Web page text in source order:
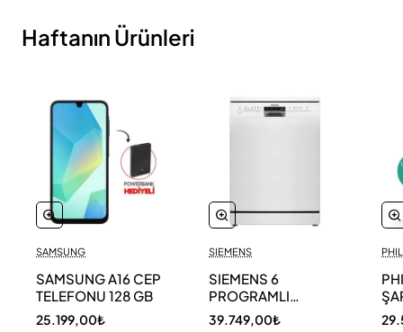
Haftanın Ürünleri
SAMSUNG
SAMSUNG A16 CEP
TELEFONU 128 GB
25.199,00₺
SIEMENS
SIEMENS 6
PROGRAMLI
BULAŞIK MAKİNESİ
39.749,00₺